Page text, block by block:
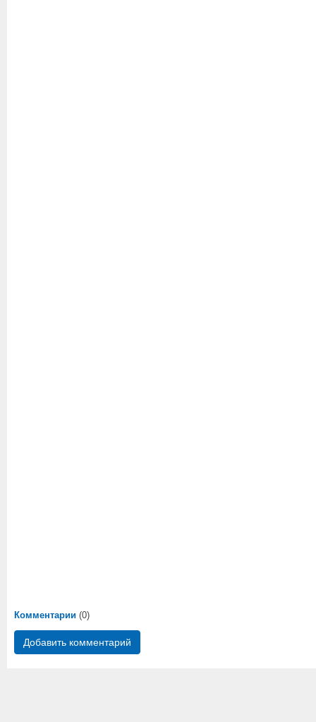
Комментарии (0)
Добавить комментарий